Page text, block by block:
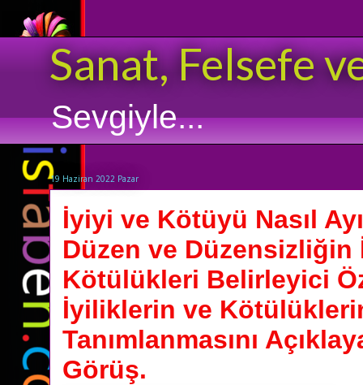
Sanat, Felsefe
Sevgiyle...
19 Haziran 2022 Pazar
İyiyi ve Kötüyü Nasıl
Düzen ve
Kötülükleri Belirleyici
İyiliklerin ve
Tanımlanmasını
Görüş.